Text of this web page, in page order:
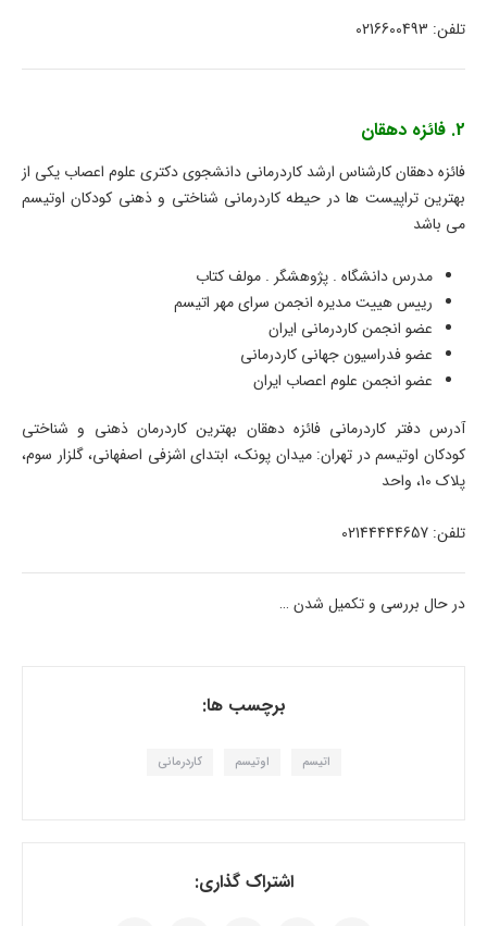
تلفن: 0216600493
2. فائزه دهقان
فائزه دهقان کارشناس ارشد کاردرمانی دانشجوی دکتری علوم اعصاب یکی از
بهترین تراپیست ها در حیطه کاردرمانی شناختی و ذهنی کودکان اوتیسم
می باشد
مدرس دانشگاه . پژوهشگر . مولف کتاب
رییس هییت مدیره انجمن سرای مهر اتیسم
عضو انجمن کاردرمانی ایران
عضو فدراسیون جهانی کاردرمانی
عضو انجمن علوم اعصاب ایران
آدرس دفتر کاردرمانی فائزه دهقان بهترین کاردرمان ذهنی و شناختی
کودکان اوتیسم در تهران: میدان پونک، ابتدای اشزفی اصفهانی، گلزار سوم،
پلاک 10، واحد
تلفن: 02144444657
در حال بررسی و تکمیل شدن …
برچسب ها:
اتیسم اوتیسم کاردرمانی
اشتراک گذاری: